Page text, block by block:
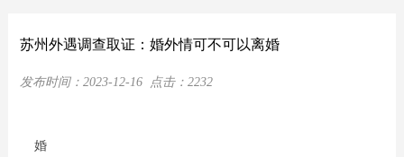
苏州外遇调查取证：婚外情可不可以离婚
发布时间： 2023-12-16点击： 2232
婚